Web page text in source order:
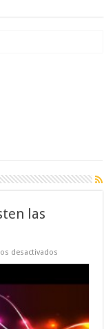
las
desactivados
las